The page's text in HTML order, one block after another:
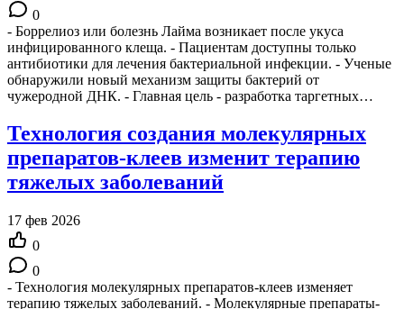
0
- Боррелиоз или болезнь Лайма возникает после укуса
инфицированного клеща. - Пациентам доступны только
антибиотики для лечения бактериальной инфекции. - Ученые
обнаружили новый механизм защиты бактерий от
чужеродной ДНК. - Главная цель - разработка таргетных…
Технология создания молекулярных
препаратов-клеев изменит терапию
тяжелых заболеваний
17 фев 2026
0
0
- Технология молекулярных препаратов-клеев изменяет
терапию тяжелых заболеваний. - Молекулярные препараты-